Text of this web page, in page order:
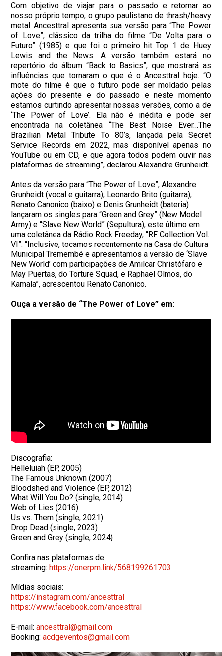
Com objetivo de viajar para o passado e retornar ao
nosso próprio tempo, o grupo paulistano de thrash/heavy
metal Ancesttral apresenta sua versão para “The Power
of Love”, clássico da trilha do filme “De Volta para o
Futuro” (1985) e que foi o primeiro hit Top 1 de Huey
Lewis and the News. A versão também estará no
repertório do álbum “Back to Basics”, que mostrará as
influências que tornaram o que é o Ancesttral hoje. “O
mote do filme é que o futuro pode ser moldado pelas
ações do presente e do passado e neste momento
estamos curtindo apresentar nossas versões, como a de
‘The Power of Love’. Ela não é inédita e pode ser
encontrada na coletânea “The Best Noise Ever…The
Brazilian Metal Tribute To 80’s, lançada pela Secret
Service Records em 2022, mas disponível apenas no
YouTube ou em CD, e que agora todos podem ouvir nas
plataformas de streaming”, declarou Alexandre Grunheidt.
Antes da versão para “The Power of Love”, Alexandre
Grunheidt (vocal e guitarra), Leonardo Brito (guitarra),
Renato Canonico (baixo) e Denis Grunheidt (bateria)
lançaram os singles para “Green and Grey” (New Model
Army) e “Slave New World” (Sepultura), este último em
uma coletânea da Rádio Rock Freeday, “RF Collection Vol.
VI”. “Inclusive, tocamos recentemente na Casa de Cultura
Municipal Tremembé e apresentamos a versão de ‘Slave
New World’ com participações de Amilcar Christófaro e
May Puertas, do Torture Squad, e Raphael Olmos, do
Kamala”, acrescentou Renato Canonico.
Ouça a versão de “The Power of Love” em:
Discografia:
Helleluiah (EP, 2005)
The Famous Unknown (2007)
Bloodshed and Violence (EP, 2012)
What Will You Do? (single, 2014)
Web of Lies (2016)
Us vs. Them (single, 2021)
Drop Dead (single, 2023)
Green and Grey (single, 2024)
Confira nas plataformas de
streaming:https://onerpm.link/568199261703
Mídias sociais:
https://instagram.com/ancesttral
https://www.facebook.com/ancesttral
E-mail:ancesttral@gmail.com
Booking:acdgeventos@gmail.com